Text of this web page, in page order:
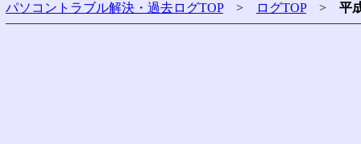
パソコントラブル解決・過去ログTOP> ログTOP> 平